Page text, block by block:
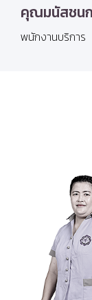
คุณมนัสชน
พนักงานบริการ